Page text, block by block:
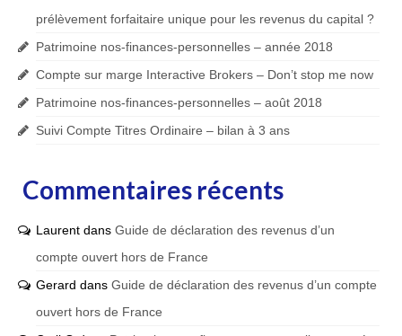
prélèvement forfaitaire unique pour les revenus du capital ?
Patrimoine nos-finances-personnelles – année 2018
Compte sur marge Interactive Brokers – Don’t stop me now
Patrimoine nos-finances-personnelles – août 2018
Suivi Compte Titres Ordinaire – bilan à 3 ans
Commentaires récents
Laurent dans Guide de déclaration des revenus d’un
compte ouvert hors de France
Gerard dans Guide de déclaration des revenus d’un compte
ouvert hors de France